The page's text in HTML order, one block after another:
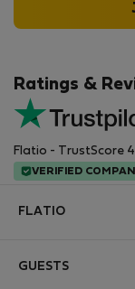
Ratings &
Flatio - TrustScore
VERIFIED
FLATIO
GUESTS